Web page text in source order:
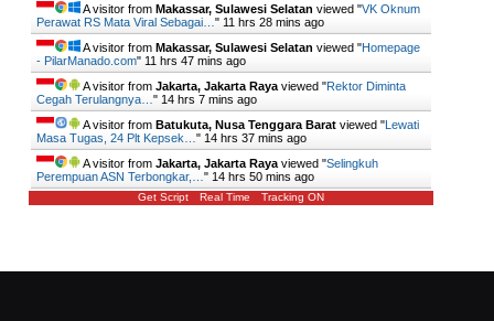
A visitor from Makassar, Sulawesi Selatan viewed "VK Oknum
Perawat RS Mata Viral Sebagai… " 11 hrs 28 mins ago
A visitor from Makassar, Sulawesi Selatan viewed "Homepage
- PilarManado.com" 11 hrs 47 mins ago
A visitor from Jakarta, Jakarta Raya viewed "Rektor Diminta
Cegah Terulangnya… " 14 hrs 7 mins ago
A visitor from Batukuta, Nusa Tenggara Barat viewed "Lewati
Masa Tugas, 24 Plt Kepsek… " 14 hrs 37 mins ago
A visitor from Jakarta, Jakarta Raya viewed "Selingkuh
Perempuan ASN Terbongkar,… " 14 hrs 50 mins ago
Get Script Real Time Tracking ON